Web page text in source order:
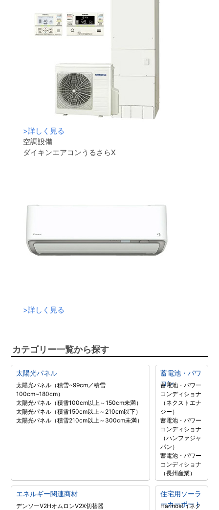
>詳しく見る
空調設備
ダイキンエアコンうるさらX
>詳しく見る
カテゴリー一覧から探す
太陽光パネル
太陽光パネル（積雪~99cm／積雪
100cm~180cm）
太陽光パネル（積雪100cm以上～150cm未満）
太陽光パネル（積雪150cm以上～210cm以下）
太陽光パネル（積雪210cm以上～300cm未満）
蓄電池・パワ
コン
蓄電池・パワー
コンディショナ
（ネクストエナ
ジー）
蓄電池・パワー
コンディショナ
（ハンファジャ
パン）
蓄電池・パワー
コンディショナ
（長州産業）
エネルギー関連商材
デンソーV2HオムロンV2X切替器
住宅用ソーラ
ーカーポート
Harmost（ネク